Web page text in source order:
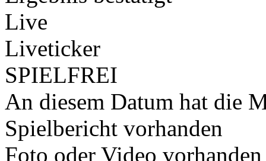
Live
Liveticker
SPIELFREI
An diesem Datum hat die
Spielbericht vorhanden
Foto oder Video vorhanden